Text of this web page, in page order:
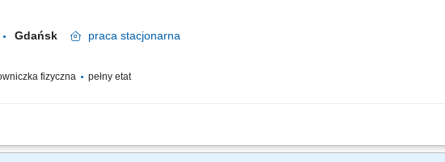
Gdańsk praca stacjonarna
fizyczna pełny etat
i testowanie instalacji hydraulicznych zgodnie z dokumentacją techniczną. Diagnozowanie i